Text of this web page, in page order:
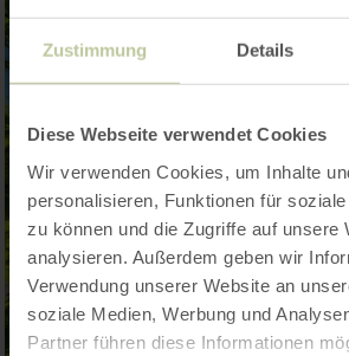
Zustimmung Details
Diese Webseite verwendet Cookies
Wir verwenden Cookies, um Inhalte
personalisieren, Funktionen für
zu können und die Zugriffe auf unsere
analysieren. Außerdem geben wir
Verwendung unserer Website an
soziale Medien, Werbung und
Partner führen diese Informationen